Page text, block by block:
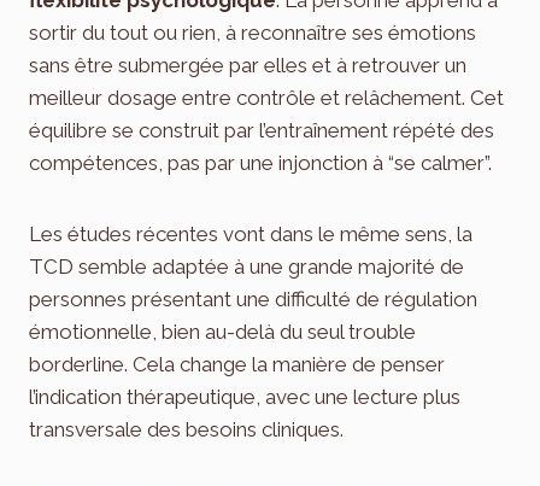
sortir du tout ou rien, à reconnaître ses émotions
sans être submergée par elles et à retrouver un
meilleur dosage entre contrôle et relâchement. Cet
équilibre se construit par l’entraînement répété des
compétences, pas par une injonction à “se calmer”.
Les études récentes vont dans le même sens, la
TCD semble adaptée à une grande majorité de
personnes présentant une difficulté de régulation
émotionnelle, bien au-delà du seul trouble
borderline. Cela change la manière de penser
l’indication thérapeutique, avec une lecture plus
transversale des besoins cliniques.